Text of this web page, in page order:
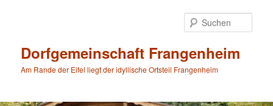
Dorfgemeinschaft Frangenheim
Am Rande der Eifel liegt der idyllische Ortsteil Frangenheim